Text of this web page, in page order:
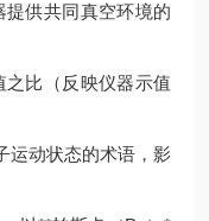
供共同真空环境的
比（反映仪器示值
运动状态的术语，影